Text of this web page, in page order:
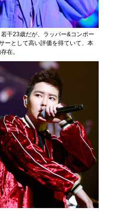
干23歳だが、ラッパー&コンポー
ーとして高い評価を得ていて、本
在。